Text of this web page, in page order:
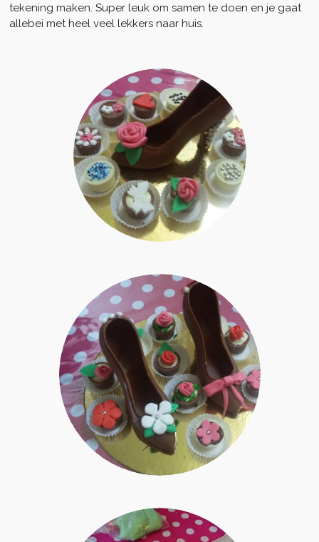
tekening maken. Super leuk om samen te doen en je gaat
allebei met heel veel lekkers naar huis.